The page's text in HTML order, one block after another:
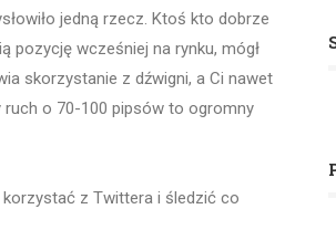
jedną rzecz. Ktoś kto dobrze
pozycję wcześniej na rynku, mógł
skorzystanie z dźwigni, a Ci nawet
o 70-100 pipsów to ogromny
z Twittera i śledzić co